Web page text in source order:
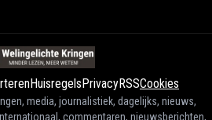
HuisregelsPrivacyRSSCookies
media, journalistiek, dagelijks, nieuws,
commentaren, nieuwsberichten,